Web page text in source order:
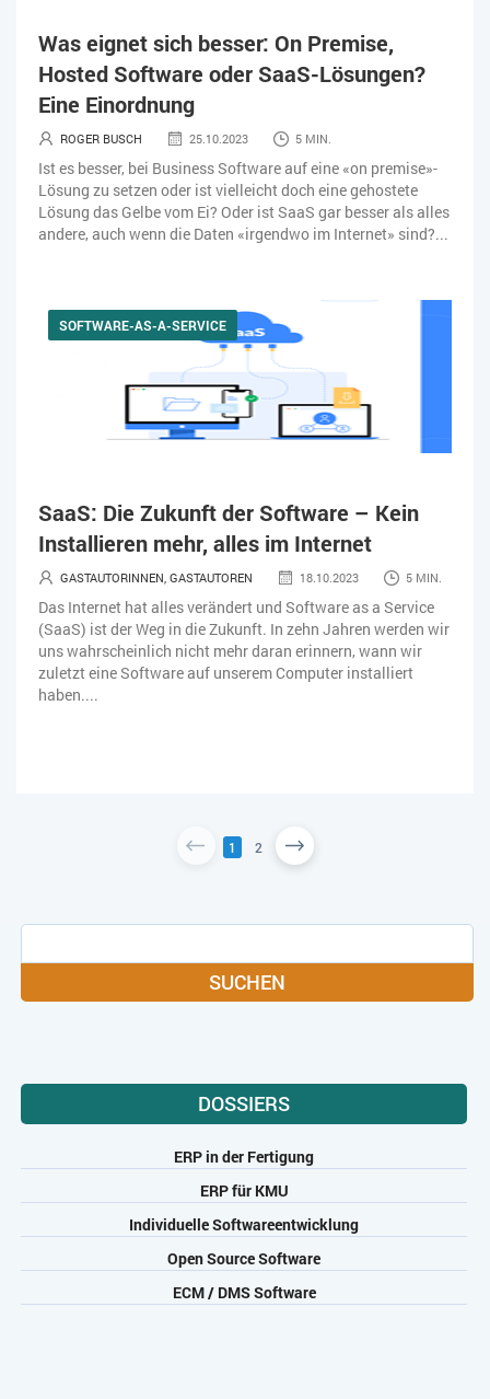
Was eignet sich besser: On Premise,
Hosted Software oder SaaS-Lösungen?
Eine Einordnung
ROGER BUSCH 25.10.2023 5 MIN.
Ist es besser, bei Business Software auf eine «on premise»-
Lösung zu setzen oder ist vielleicht doch eine gehostete
Lösung das Gelbe vom Ei? Oder ist SaaS gar besser als alles
andere, auch wenn die Daten «irgendwo im Internet» sind?...
SOFTWARE-AS-A-SERVICE
SaaS: Die Zukunft der Software – Kein
Installieren mehr, alles im Internet
GASTAUTORINNEN, GASTAUTOREN 18.10.2023 5 MIN.
Das Internet hat alles verändert und Software as a Service
(SaaS) ist der Weg in die Zukunft. In zehn Jahren werden wir
uns wahrscheinlich nicht mehr daran erinnern, wann wir
zuletzt eine Software auf unserem Computer installiert
haben....
1 2
SUCHEN
DOSSIERS
ERP in der Fertigung
ERP für KMU
Individuelle Softwareentwicklung
Open Source Software
ECM / DMS Software